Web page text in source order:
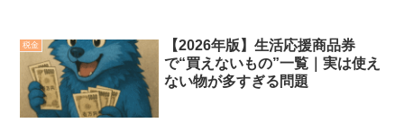
税金
【2026年版】生活応援商品券
で“買えないもの”一覧｜実は使え
ない物が多すぎる問題